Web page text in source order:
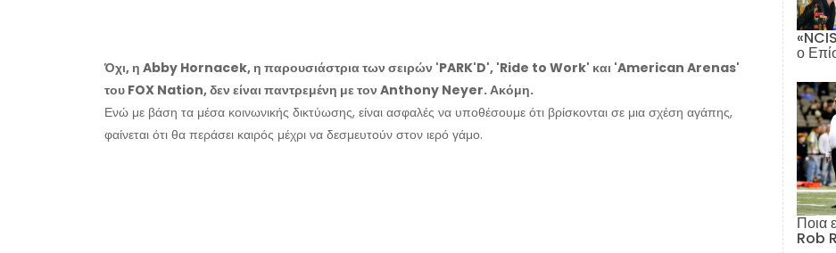
Όχι, η Abby Hornacek, η παρουσιάστρια των σειρών 'PARK'D', 'Ride to Work' και 'American Arenas'
του FOX Nation, δεν είναι παντρεμένη με τον Anthony Neyer. Ακόμη.
Ενώ με βάση τα μέσα κοινωνικής δικτύωσης, είναι ασφαλές να υποθέσουμε ότι βρίσκονται σε μια σχέση αγάπης,
φαίνεται ότι θα περάσει καιρός μέχρι να δεσμευτούν στον ιερό γάμο.
ο
Ποια
Rob